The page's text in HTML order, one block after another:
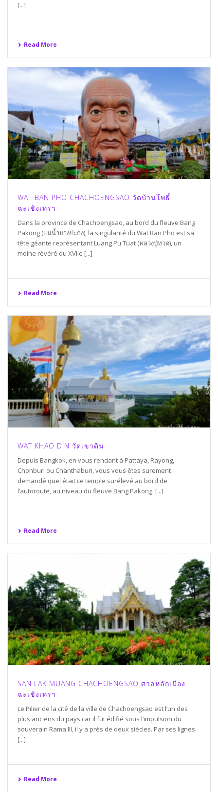
[...]
Read More
WAT BAN PHO CHACHOENGSAO วัดบ้านโพธิ์
ฉะเชิงเทรา
Dans la province de Chachoengsao, au bord du fleuve Bang
Pakong (แม่น้ำบางปะกง), la singularité du Wat Ban Pho est sa
tête géante représentant Luang Pu Tuat (หลวงปู่ทวด), un
moine révéré du XVIIe [...]
Read More
WAT KHAO DIN วัดเขาดิน
Depuis Bangkok, en vous rendant à Pattaya, Rayong,
Chonburi ou Chanthaburi, vous vous êtes surement
demandé quel était ce temple surélevé au bord de
l’autoroute, au niveau du fleuve Bang Pakong. [...]
Read More
SAN LAK MUANG CHACHOENGSAO ศาลหลักเมือง
ฉะเชิงเทรา
Le Pilier de la cité de la ville de Chachoengsao est l’un des
plus anciens du pays car il fut édifié sous l’impulsion du
souverain Rama III, il y a près de deux siècles. Par ses lignes
[...]
Read More